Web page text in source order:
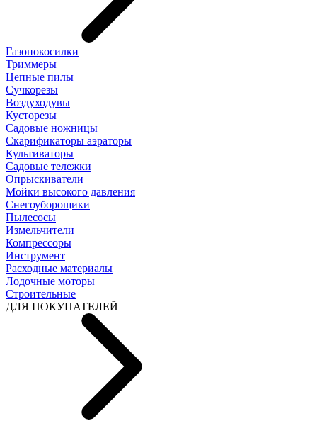
Газонокосилки
Триммеры
Цепные пилы
Cучкорезы
Воздуходувы
Кусторезы
Садовые ножницы
Скарификаторы аэраторы
Культиваторы
Садовые тележки
Опрыскиватели
Мойки высокого давления
Снегоуборощики
Пылесосы
Измельчители
Компрессоры
Инструмент
Расходные материалы
Лодочные моторы
Строительные
ДЛЯ ПОКУПАТЕЛЕЙ